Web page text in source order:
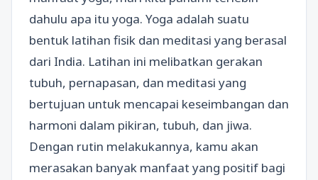
dahulu apa itu yoga. Yoga adalah suatu
bentuk latihan fisik dan meditasi yang berasal
dari India. Latihan ini melibatkan gerakan
tubuh, pernapasan, dan meditasi yang
bertujuan untuk mencapai keseimbangan dan
harmoni dalam pikiran, tubuh, dan jiwa.
Dengan rutin melakukannya, kamu akan
merasakan banyak manfaat yang positif bagi